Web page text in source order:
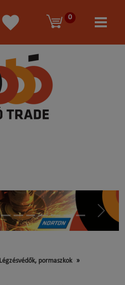
0
Légzésvédők, pormaszkok